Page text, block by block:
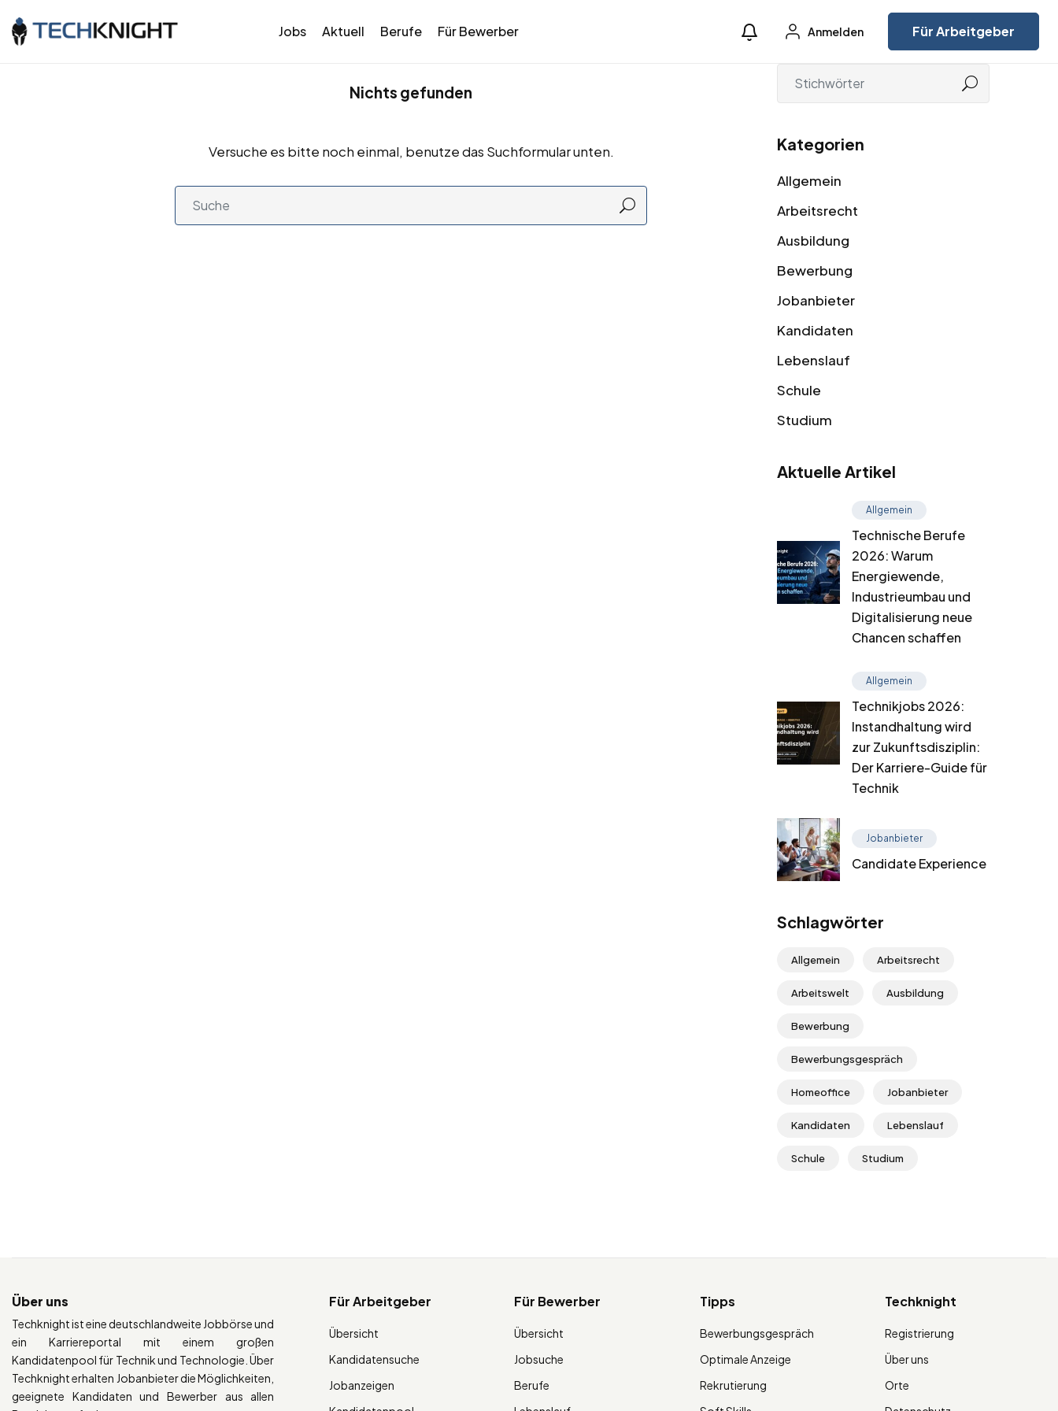
Jobs Aktuell Berufe Für Bewerber Anmelden Für Arbeitgeber
Nichts gefunden
Versuche es bitte noch einmal, benutze das Suchformular unten. Kategorien
Allgemein
Arbeitsrecht
Ausbildung
Bewerbung
Jobanbieter
Kandidaten
Lebenslauf
Schule
Studium
Aktuelle Artikel
Allgemein
Technische Berufe
2026: Warum
Energiewende,
Industrieumbau und
Digitalisierung neue
Chancen schaffen
Allgemein
Technikjobs 2026:
Instandhaltung wird
zur Zukunftsdisziplin:
Der Karriere-Guide für
Technik
Jobanbieter
Candidate Experience
Schlagwörter
Allgemein Arbeitsrecht
Arbeitswelt Ausbildung
Bewerbung
Bewerbungsgespräch
Homeoffice Jobanbieter
Kandidaten Lebenslauf
Schule Studium
Über uns
Techknight ist eine deutschlandweite Jobbörse und
ein Karriereportal mit einem großen
Kandidatenpool für Technik und Technologie. Über
Techknight erhalten Jobanbieter die Möglichkeiten,
geeignete Kandidaten und Bewerber aus allen
Für Arbeitgeber
Übersicht
Kandidatensuche
Jobanzeigen
Für Bewerber
Übersicht
Jobsuche
Berufe
Tipps
Bewerbungsgespräch
Optimale Anzeige
Rekrutierung
Techknight
Registrierung
Über uns
Orte